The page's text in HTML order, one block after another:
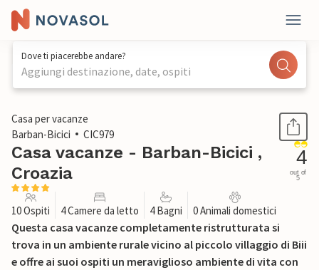
Dove ti piacerebbe andare?
Aggiungi destinazione, date, ospiti
1 / 52
Casa per vacanze
Barban-Bicici
CIC979
Casa vacanze - Barban-Bicici ,
Croazia
4
out of
5
10 Ospiti 4 Camere da letto 4 Bagni 0 Animali domestici
Questa casa vacanze completamente ristrutturata si
trova in un ambiente rurale vicino al piccolo villaggio di Biii
e offre ai suoi ospiti un meraviglioso ambiente di vita con